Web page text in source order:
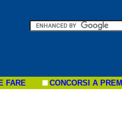
FARE CONCORSI A PREMI